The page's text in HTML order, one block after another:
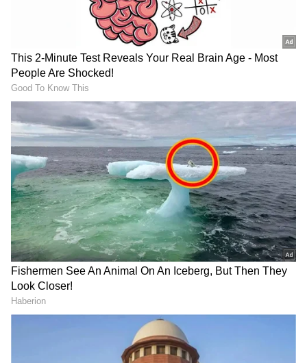
ಕರ್ಣ ಪಾತ್ರಧಾರಿಯ ರಿಯಲ್​​ ಸ್ಟೋರಿ
ಆದರೆ, ನಿಜ ಜೀವನದಲ್ಲಿಯೂ ಬೇರೆಯವರಿಗೆ ಬೆಳಕಾಗಿದ್ದಾರೆ
ಇದೇ ಕರ್ಣ ಪಾತ್ರಧಾರಿ ನಟ ಕಿರಣ್​ ರಾಜ್​ (Kiran Raj).
ಅದಕ್ಕೆ ಸಾಕ್ಷಿಯಾದದ್ದು, ಅವರ ನಿಜ ಜೀವನದ ಕಥೆ ಈ ಹಿಂದೆ
ಜೀ ಕುಟುಂಬ ಅವಾರ್ಡ್​ನಲ್ಲಿ ಅನಾವರಣಗೊಂಡಿತ್ತು. ಪ್ರಶಸ್ತಿ
ಪ್ರದಾನ ಸಮಾರಂಭದಲ್ಲಿ, ನೆಚ್ಚಿನ ನಾಯಕ ಪ್ರಶಸ್ತಿ ಪಡೆದರು
ಕಿರಣ್​ ರಾಜ್. ಈ ಸಂದರ್ಭದಲ್ಲಿ ​ ಅವರು ಮಾಡ್ತಿರೋ
ಸೇವೆಯ ಬಗ್ಗೆ ಪ್ರಶಸ್ತಿ ನೀಡಲು ಬಂದ ಮೈಸೂರು ಮಹಾರಾಜ
ಯದುವೀರ ದತ್ತ ಅವರ ಎದುರು ವಿಟಿ ಮೂಲಕ
ತೋರಿಸಿದಾಗ, ವೇದಿಕೆಯಲ್ಲಿದ್ದ ಪ್ರತಿಯೊಬ್ಬರ ಕಣ್ಣಿನಲ್ಲಿಯೂ
ನೀರು ಬಂದಿತ್ತು.